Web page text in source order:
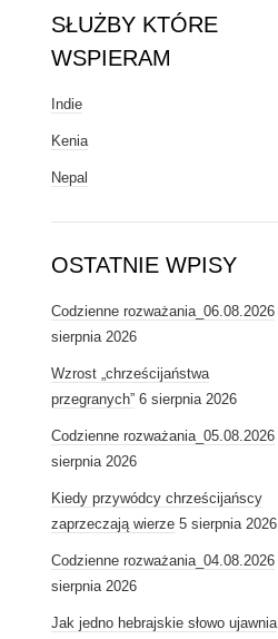
SŁUŻBY KTÓRE
WSPIERAM
Indie
Kenia
Nepal
OSTATNIE WPISY
Codzienne rozważania_06.08.2026
sierpnia 2026
Wzrost „chrześcijaństwa
przegranych” 6 sierpnia 2026
Codzienne rozważania_05.08.2026
sierpnia 2026
Kiedy przywódcy chrześcijańscy
zaprzeczają wierze 5 sierpnia 2026
Codzienne rozważania_04.08.2026
sierpnia 2026
Jak jedno hebrajskie słowo ujawnia